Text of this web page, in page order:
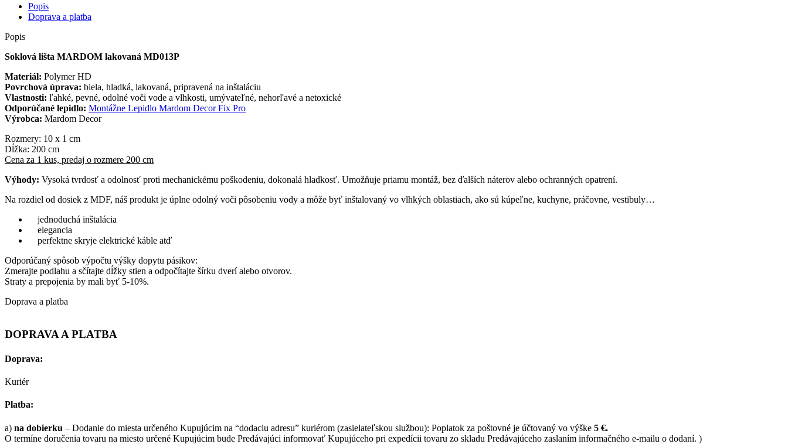
Popis
Doprava a platba
Popis
Soklová lišta MARDOM lakovaná MD013P
Materiál: Polymer HD
Povrchová úprava: biela, hladká, lakovaná, pripravená na inštaláciu
Vlastnosti: ľahké, pevné, odolné voči vode a vlhkosti, umývateľné, nehorľavé a netoxické
Odporúčané lepidlo: Montážne Lepidlo Mardom Decor Fix Pro
Výrobca: Mardom Decor
Rozmery: 10 x 1 cm
Dĺžka: 200 cm
Cena za 1 kus, predaj o rozmere 200 cm
Výhody: Vysoká tvrdosť a odolnosť proti mechanickému poškodeniu, dokonalá hladkosť. Umožňuje priamu montáž, bez ďalších náterov alebo ochranných opatrení.
Na rozdiel od dosiek z MDF, náš produkt je úplne odolný voči pôsobeniu vody a môže byť inštalovaný vo vlhkých oblastiach, ako sú kúpeľne, kuchyne, práčovne, vestibuly…
jednoduchá inštalácia
elegancia
perfektne skryje elektrické káble atď
Odporúčaný spôsob výpočtu výšky dopytu pásikov:
Zmerajte podlahu a sčítajte dĺžky stien a odpočítajte šírku dverí alebo otvorov.
Straty a prepojenia by mali byť 5-10%.
Doprava a platba
DOPRAVA A PLATBA
Doprava:
Kuriér
Platba:
a) na dobierku – Dodanie do miesta určeného Kupujúcim na “dodaciu adresu” kuriérom (zasielateľskou službou): Poplatok za poštovné je účtovaný vo výške 5 €.
O termíne doručenia tovaru na miesto určené Kupujúcim bude Predávajúci informovať Kupujúceho pri expedícii tovaru zo skladu Predávajúceho zaslaním informačného e-mailu o dodaní. )